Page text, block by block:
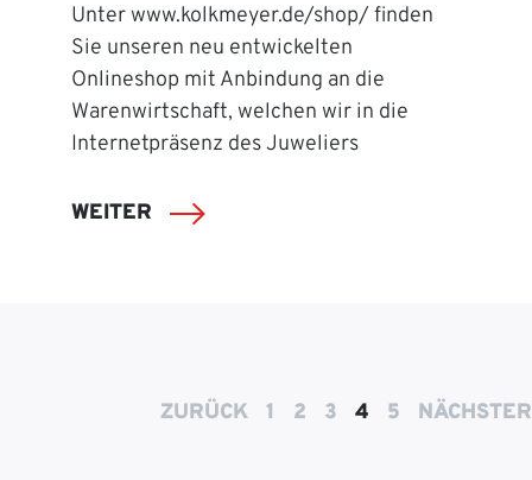
Unter www.kolkmeyer.de/shop/ finden
Sie unseren neu entwickelten
Onlineshop mit Anbindung an die
Warenwirtschaft, welchen wir in die
Internetpräsenz des Juweliers
WEITER
ZURÜCK 1 2 3 4 5 NÄCHSTER